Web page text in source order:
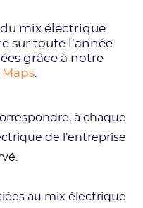
du mix électrique
sur toute l’année.
grâce à notre
à chaque
de l’entreprise
au mix électrique